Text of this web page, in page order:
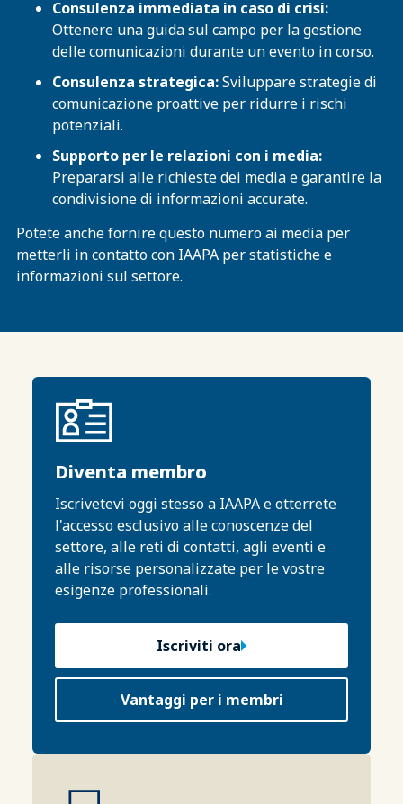
Consulenza immediata in caso di crisi:
Ottenere una guida sul campo per la gestione
delle comunicazioni durante un evento in corso.
Consulenza strategica:Sviluppare strategie di
comunicazione proattive per ridurre i rischi
potenziali.
Supporto per le relazioni con i media:
Prepararsi alle richieste dei media e garantire la
condivisione di informazioni accurate.
Potete anche fornire questo numero ai media per
metterli in contatto con IAAPA per statistiche e
informazioni sul settore.
Diventa membro
Iscrivetevi oggi stesso a IAAPA e otterrete
l'accesso esclusivo alle conoscenze del
settore, alle reti di contatti, agli eventi e
alle risorse personalizzate per le vostre
esigenze professionali.
Iscriviti ora
Vantaggi per i membri